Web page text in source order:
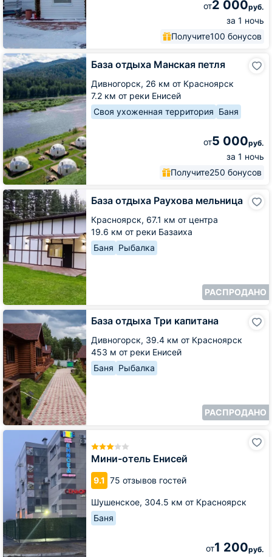
от2 000руб.
за 1 ночь
Получите100 бонусов
База отдыха Манская петля
Дивногорск, 26 км от Красноярск
7.2 км от реки Енисей
Своя ухоженная территория Баня
от5 000руб.
за 1 ночь
Получите250 бонусов
База
отдыха
Манская
петля
База отдыха Раухова мельница
Красноярск, 67.1 км от центра
19.6 км от реки Базаиха
Баня Рыбалка
РАСПРОДАНО
База
отдыха
Раухова
мельница
База отдыха Три капитана
Дивногорск, 39.4 км от Красноярск
453 м от реки Енисей
Баня Рыбалка
РАСПРОДАНО
База
отдыха
Три
капитана
Мини-отель Енисей
9.1 75 отзывов гостей
Шушенское, 304.5 км от Красноярск
Баня
от1 200руб.
Мини-
отель
Енисей